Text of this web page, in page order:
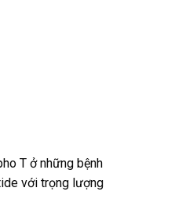
T ở những bệnh
với trọng lượng